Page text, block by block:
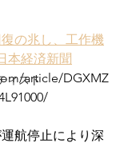
ィスト
の兆し、工作機
本経済新聞
article/DGXMZ
航停止により深